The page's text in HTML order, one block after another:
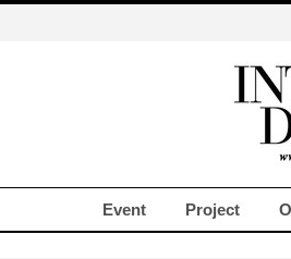
Event Project